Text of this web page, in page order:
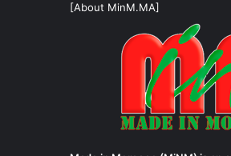
[About MinM.MA]